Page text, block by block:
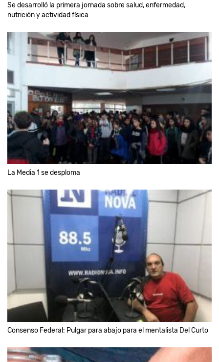
Se desarrolló la primera jornada sobre salud, enfermedad,
nutrición y actividad física
La Media 1 se desploma
Consenso Federal: Pulgar para abajo para el mentalista Del Curto